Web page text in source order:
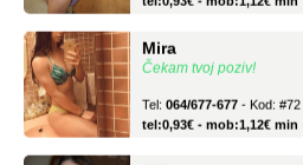
Čekam tvoj poziv!
tel:0,93€ - mob:1,12€ min